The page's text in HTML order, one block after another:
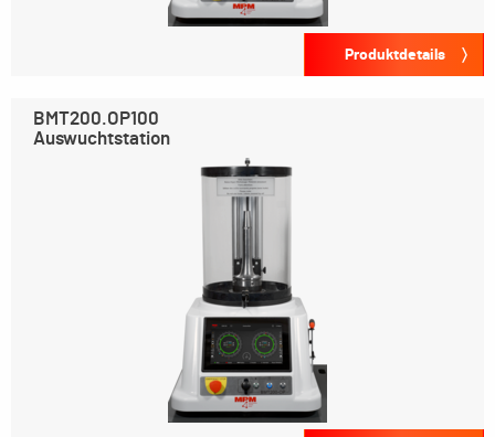
Produktdetails
BMT200.OP100
Auswuchtstation